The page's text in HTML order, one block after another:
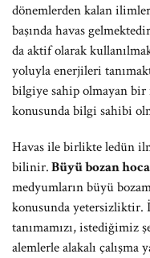
dönemlerden kalan
başında havas
da aktif olarak
yoluyla enerjileri
bilgiye sahip olmayan bir
konusunda bilgi sahibi
Havas ile birlikte ledün
bilinir.Büyü bozan
medyumların büyü
konusunda
tanımamızı, istediğimiz
alemlerle alakalı